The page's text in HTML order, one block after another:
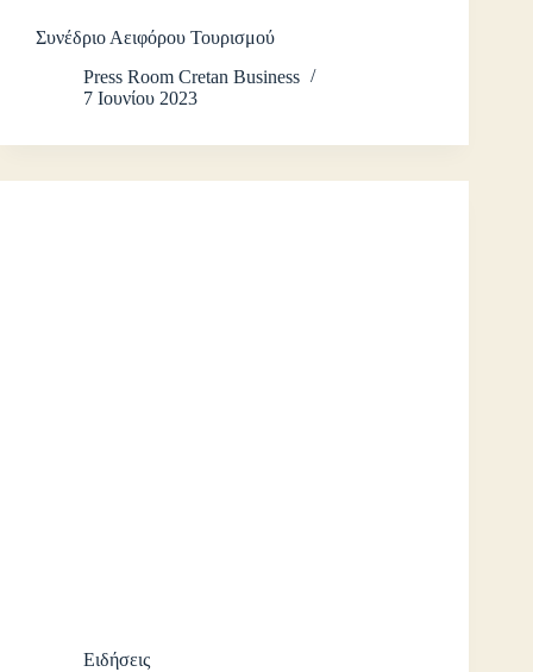
Συνέδριο Αειφόρου Τουρισμού
Press Room Cretan Business
7 Ιουνίου 2023
Ειδήσεις